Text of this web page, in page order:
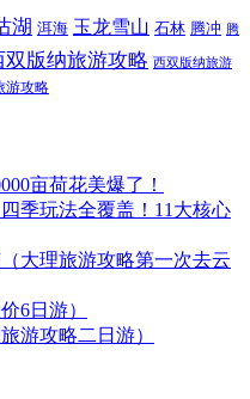
湖 洱海 玉龙雪山 石林 腾冲 腾
双版纳旅游攻略 西双版纳旅游
游攻略
亩荷花美爆了！
季玩法全覆盖！11大核心
大理旅游攻略第一次去云
6日游）
游攻略二日游）